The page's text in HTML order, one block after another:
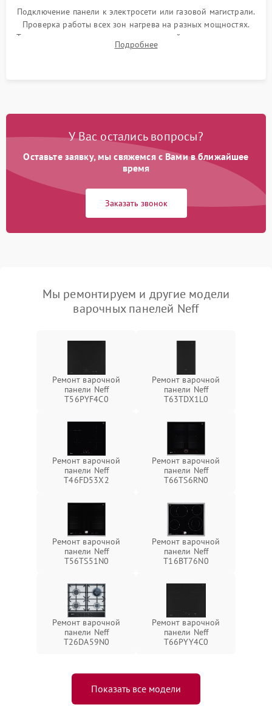
Подключение панели к электросети или газовой магистрали.
Проверка работы всех зон нагрева на разных мощностях.
Тестирование сенсорного управления, таймера, индикаторов
остаточного тепла и систем защиты от перегрева.
Подробнее
У Вас остались вопросы?
Оставьте заявку, мы свяжемся с Вами в ближайшее
время
Заказать звонок
Мы ремонтируем и другие модели
варочных панелей Neff
Ремонт варочной
панели Neff
T56PYF4C0
Ремонт варочной
панели Neff
T63TDX1L0
Ремонт варочной
панели Neff
T46FD53X2
Ремонт варочной
панели Neff
T66TS6RN0
Ремонт варочной
панели Neff
T56TS51N0
Ремонт варочной
панели Neff
T16BT76N0
Ремонт варочной
панели Neff
T26DA59N0
Ремонт варочной
панели Neff
T66PYY4C0
Показать все модели